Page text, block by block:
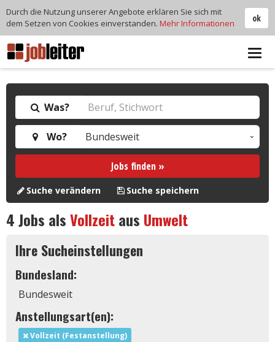
Was?
Wo?
Jobs finden »
Suche verändern Suche speichern
4Jobs alsVollzeitaus Umwelt
Ihre Sucheinstellungen
Bundesland:
Bundesweit
Anstellungsart(en):
Vollzeit (Festanstellung)
ok
Durch die Nutzung unserer Angebote erklären Sie sich mit
dem Setzen von Cookies einverstanden. Mehr Informationen